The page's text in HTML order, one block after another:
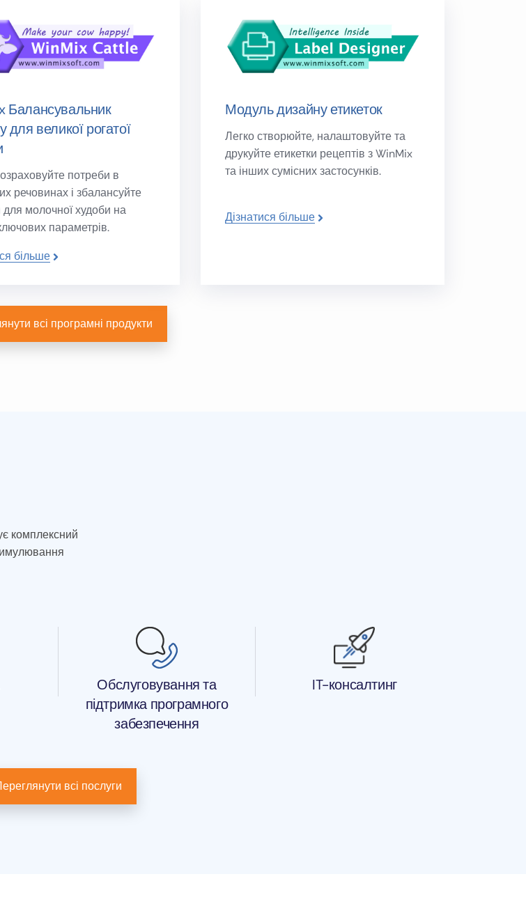
Балансувальник
для великої рогатої
потреби в
речовинах і збалансуйте
для молочної худоби на
параметрів.
більше
Модуль дизайну етикеток
Легко створюйте, налаштовуйте та
друкуйте етикетки рецептів з WinMix
та інших сумісних застосунків.
Дізнатися більше
всі програмні продукти
комплексний
Обслуговування та
підтримка програмного
забезпечення
IT-консалтинг
всі послуги